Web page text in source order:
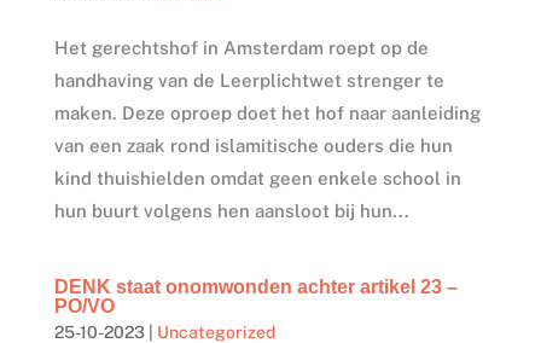
Het gerechtshof in Amsterdam roept op de
handhaving van de Leerplichtwet strenger te
maken. Deze oproep doet het hof naar aanleiding
van een zaak rond islamitische ouders die hun
kind thuishielden omdat geen enkele school in
hun buurt volgens hen aansloot bij hun...
DENK staat onomwonden achter artikel 23 –
PO/VO
25-10-2023| Uncategorized